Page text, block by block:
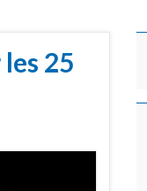
25